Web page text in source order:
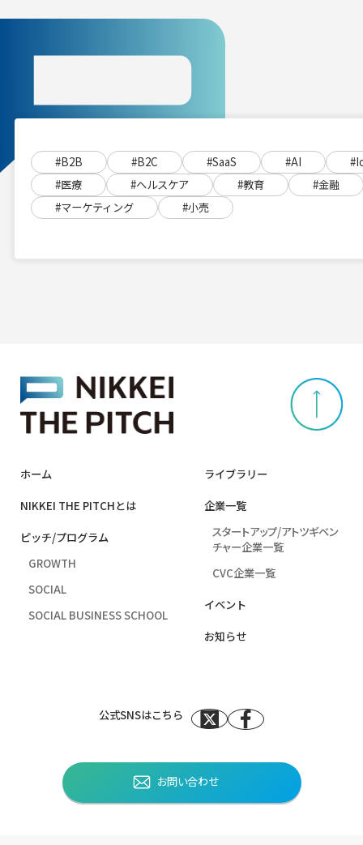
#B2B #B2C #SaaS #AI
#医療
#ヘルスケア #教育
#金融
#マーケティング
#小売
ホーム
NIKKEI THE PITCHとは
ピッチ/プログラム
GROWTH
SOCIAL
SOCIAL BUSINESS SCHOOL
ライブラリー
企業⼀覧
スタートアップ/アトツギベン
チャー企業一覧
CVC企業一覧
イベント
お知らせ
お問い合わせ
公式SNSはこちら